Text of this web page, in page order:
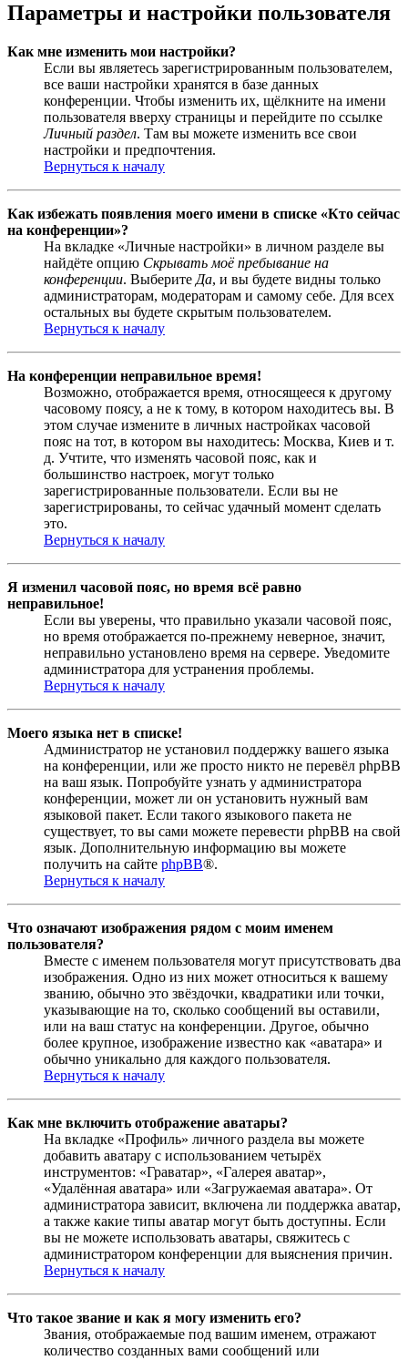
Параметры и настройки пользователя
Как мне изменить мои настройки?
Если вы являетесь зарегистрированным пользователем,
все ваши настройки хранятся в базе данных
конференции. Чтобы изменить их, щёлкните на имени
пользователя вверху страницы и перейдите по ссылке
Личный раздел. Там вы можете изменить все свои
настройки и предпочтения.
Вернуться к началу
Как избежать появления моего имени в списке «Кто сейчас
на конференции»?
На вкладке «Личные настройки» в личном разделе вы
найдёте опцию Скрывать моё пребывание на
конференции. Выберите Да, и вы будете видны только
администраторам, модераторам и самому себе. Для всех
остальных вы будете скрытым пользователем.
Вернуться к началу
На конференции неправильное время!
Возможно, отображается время, относящееся к другому
часовому поясу, а не к тому, в котором находитесь вы. В
этом случае измените в личных настройках часовой
пояс на тот, в котором вы находитесь: Москва, Киев и т.
д. Учтите, что изменять часовой пояс, как и
большинство настроек, могут только
зарегистрированные пользователи. Если вы не
зарегистрированы, то сейчас удачный момент сделать
это.
Вернуться к началу
Я изменил часовой пояс, но время всё равно
неправильное!
Если вы уверены, что правильно указали часовой пояс,
но время отображается по-прежнему неверное, значит,
неправильно установлено время на сервере. Уведомите
администратора для устранения проблемы.
Вернуться к началу
Моего языка нет в списке!
Администратор не установил поддержку вашего языка
на конференции, или же просто никто не перевёл phpBB
на ваш язык. Попробуйте узнать у администратора
конференции, может ли он установить нужный вам
языковой пакет. Если такого языкового пакета не
существует, то вы сами можете перевести phpBB на свой
язык. Дополнительную информацию вы можете
получить на сайте phpBB®.
Вернуться к началу
Что означают изображения рядом с моим именем
пользователя?
Вместе с именем пользователя могут присутствовать два
изображения. Одно из них может относиться к вашему
званию, обычно это звёздочки, квадратики или точки,
указывающие на то, сколько сообщений вы оставили,
или на ваш статус на конференции. Другое, обычно
более крупное, изображение известно как «аватара» и
обычно уникально для каждого пользователя.
Вернуться к началу
Как мне включить отображение аватары?
На вкладке «Профиль» личного раздела вы можете
добавить аватару с использованием четырёх
инструментов: «Граватар», «Галерея аватар»,
«Удалённая аватара» или «Загружаемая аватара». От
администратора зависит, включена ли поддержка аватар,
а также какие типы аватар могут быть доступны. Если
вы не можете использовать аватары, свяжитесь с
администратором конференции для выяснения причин.
Вернуться к началу
Что такое звание и как я могу изменить его?
Звания, отображаемые под вашим именем, отражают
количество созданных вами сообщений или